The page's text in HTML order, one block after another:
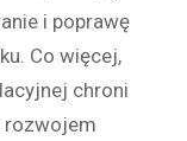
i poprawę
Co więcej,
chroni
rozwojem